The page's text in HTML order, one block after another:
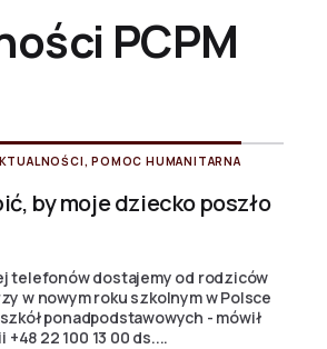
PCPM
,POMOC HUMANITARNA
by moje dziecko poszło
telefonów dostajemy od rodziców
w nowym roku szkolnym w Polsce
ponadpodstawowych - mówił
22 100 13 00 ds....